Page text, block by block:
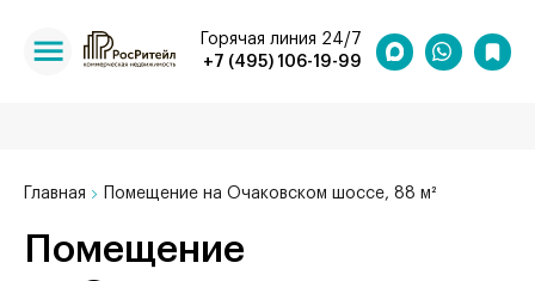
+7 (495) 106-19-99
Горячая линия 24/7
Главная Помещение на Очаковском шоссе, 88 м²
Помещение